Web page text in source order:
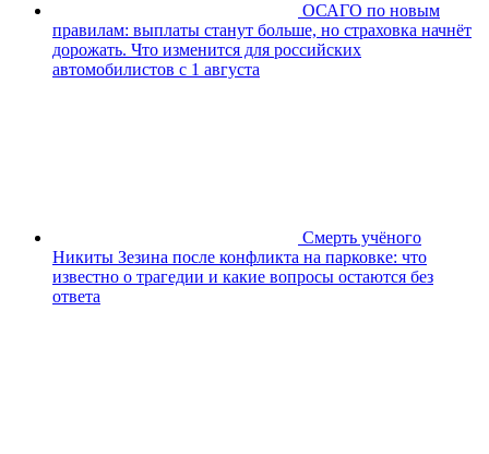
ОСАГО по новым
правилам: выплаты станут больше, но страховка начнёт
дорожать. Что изменится для российских
автомобилистов с 1 августа
Смерть учёного
Никиты Зезина после конфликта на парковке: что
известно о трагедии и какие вопросы остаются без
ответа